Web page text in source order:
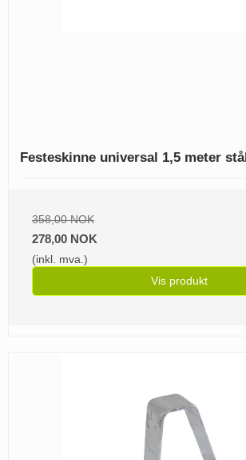
Festeskinne universal 1,5 meter stål
358,00 NOK
278,00 NOK
(inkl. mva.)
Vis produkt